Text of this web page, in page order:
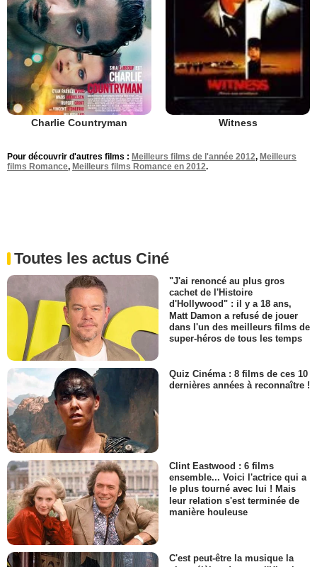
Charlie Countryman Witness
Pour découvrir d'autres films : Meilleurs films de l'année 2012, Meilleurs
films Romance, Meilleurs films Romance en 2012.
Toutes les actus Ciné
"J'ai renoncé au plus gros
cachet de l'Histoire
d'Hollywood" : il y a 18 ans,
Matt Damon a refusé de jouer
dans l'un des meilleurs films de
super-héros de tous les temps
Quiz Cinéma : 8 films de ces 10
dernières années à reconnaître !
Clint Eastwood : 6 films
ensemble... Voici l'actrice qui a
le plus tourné avec lui ! Mais
leur relation s'est terminée de
manière houleuse
C'est peut-être la musique la